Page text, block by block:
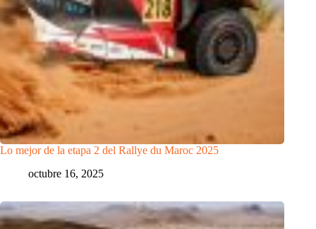
Lo mejor de la etapa 2 del Rallye du Maroc 2025
octubre 16, 2025